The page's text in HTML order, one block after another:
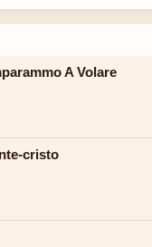
A Volare
cristo